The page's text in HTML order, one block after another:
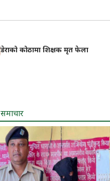
डेराको कोठामा शिक्षक मृत फेला